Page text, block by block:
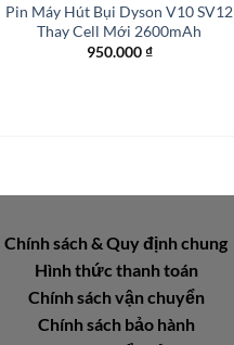
Pin Máy Hút Bụi Dyson V10 SV12
Thay Cell Mới 2600mAh
950.000₫
Chính sách & Quy định chung
Hình thức thanh toán
Chính sách vận chuyển
Chính sách bảo hành